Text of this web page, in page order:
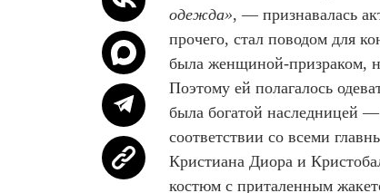
одежда», — признавалась
прочего, стал поводом для
была женщиной-призраком,
Поэтому ей полагалось
была богатой наследницей —
соответствии со всеми
Кристиана Диора и
костюм с приталенным